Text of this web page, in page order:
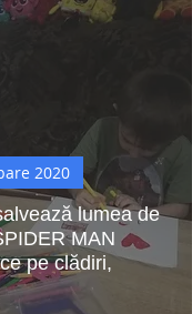
lumea de
MAN
pe clădiri,
2020